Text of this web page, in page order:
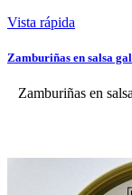
Vista rápida
Zamburiñas en salsa
Zamburiñas en